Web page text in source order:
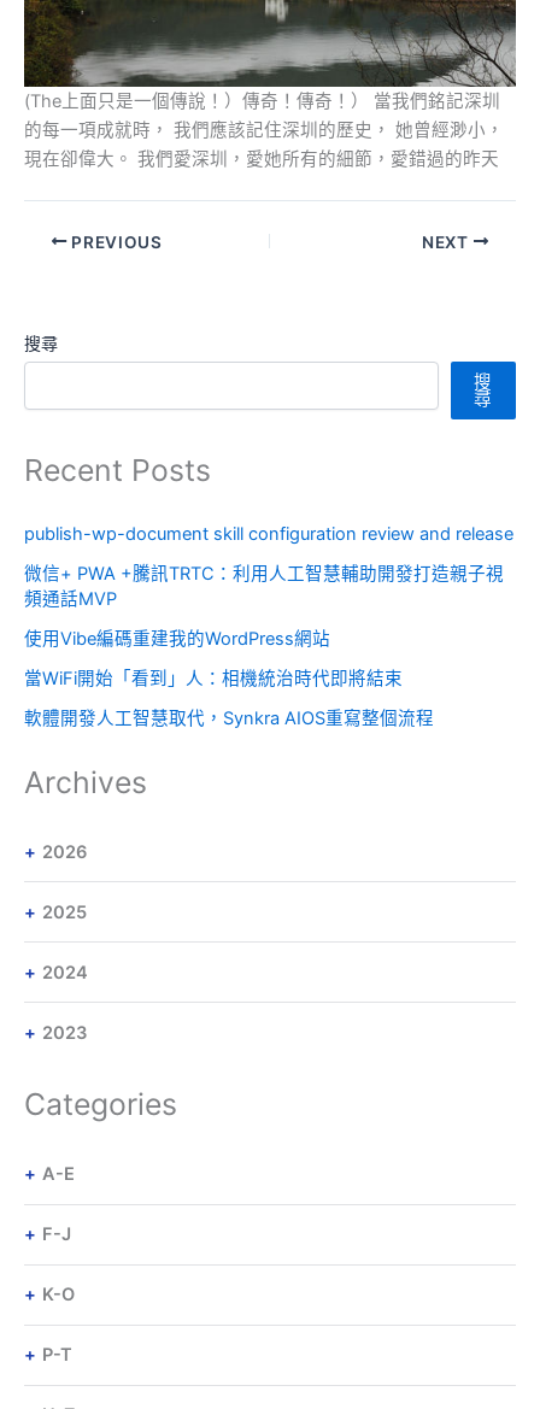
(The上面只是一個傳說！）傳奇！傳奇！） 當我們銘記深圳
的每一項成就時， 我們應該記住深圳的歷史， 她曾經渺小，
現在卻偉大。 我們愛深圳，愛她所有的細節，愛錯過的昨天
PREVIOUS NEXT
搜尋
搜
尋
Recent Posts
publish-wp-document skill configuration review and release
微信+ PWA +騰訊TRTC：利用人工智慧輔助開發打造親子視
頻通話MVP
使用Vibe編碼重建我的WordPress網站
當WiFi開始「看到」人：相機統治時代即將結束
軟體開發人工智慧取代，Synkra AIOS重寫整個流程
Archives
2026
2025
2024
2023
Categories
A-E
F-J
K-O
P-T